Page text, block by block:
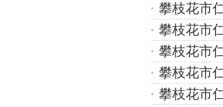
攀枝花市
攀枝花市
攀枝花市
攀枝花市
攀枝花市